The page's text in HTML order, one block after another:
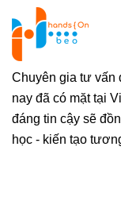
Chuyên gia tư vấn
nay đã có mặt tại
đáng tin cậy sẽ
học - kiến tạo